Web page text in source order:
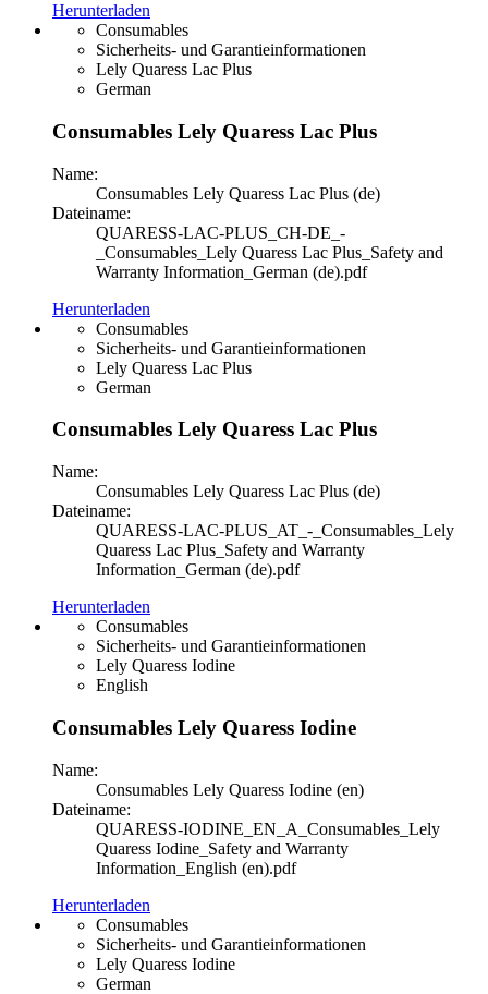
Herunterladen
Consumables
Sicherheits- und Garantieinformationen
Lely Quaress Lac Plus
German
Consumables Lely Quaress Lac Plus
Name:
Consumables Lely Quaress Lac Plus (de)
Dateiname:
QUARESS-LAC-PLUS_CH-DE_-
_Consumables_Lely Quaress Lac Plus_Safety and
Warranty Information_German (de).pdf
Herunterladen
Consumables
Sicherheits- und Garantieinformationen
Lely Quaress Lac Plus
German
Consumables Lely Quaress Lac Plus
Name:
Consumables Lely Quaress Lac Plus (de)
Dateiname:
QUARESS-LAC-PLUS_AT_-_Consumables_Lely
Quaress Lac Plus_Safety and Warranty
Information_German (de).pdf
Herunterladen
Consumables
Sicherheits- und Garantieinformationen
Lely Quaress Iodine
English
Consumables Lely Quaress Iodine
Name:
Consumables Lely Quaress Iodine (en)
Dateiname:
QUARESS-IODINE_EN_A_Consumables_Lely
Quaress Iodine_Safety and Warranty
Information_English (en).pdf
Herunterladen
Consumables
Sicherheits- und Garantieinformationen
Lely Quaress Iodine
German